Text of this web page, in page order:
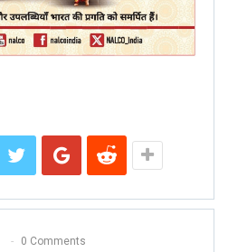
0 Comments